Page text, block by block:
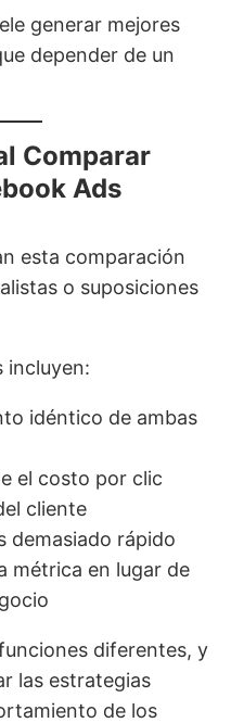
generar mejores
depender de un
Comparar
Ads
esta comparación
o suposiciones
incluyen:
idéntico de ambas
el costo por clic
cliente
demasiado rápido
métrica en lugar de
diferentes, y
las estrategias
de los